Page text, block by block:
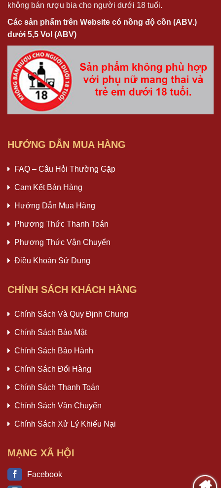
không bán rượu bia cho người dưới 18 tuổi.
Các sản phẩm trên Website có nồng độ cồn (ABV.)
dưới 5,5 Vol (ABV)
HƯỚNG DẪN MUA HÀNG
FAQ – Câu Hỏi Thường Gặp
Cam Kết Bán Hàng
Hướng Dẫn Mua Hàng
Phương Thức Thanh Toán
Phương Thức Vận Chuyển
Điều Khoản Sử Dụng
CHÍNH SÁCH KHÁCH HÀNG
Chính Sách Và Quy Định Chung
Chính Sách Bảo Mật
Chính Sách Bảo Hành
Chính Sách Đổi Hàng
Chính Sách Thanh Toán
Chính Sách Vận Chuyển
Chính Sách Xử Lý Khiếu Nại
MẠNG XÃ HỘI
Facebook